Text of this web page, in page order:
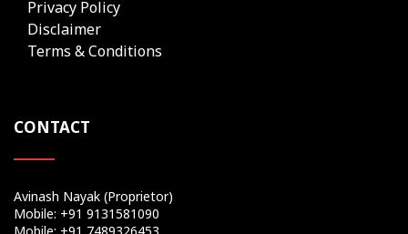
Privacy Policy
Disclaimer
Terms & Conditions
CONTACT
Avinash Nayak (Proprietor)
Mobile: +91 9131581090